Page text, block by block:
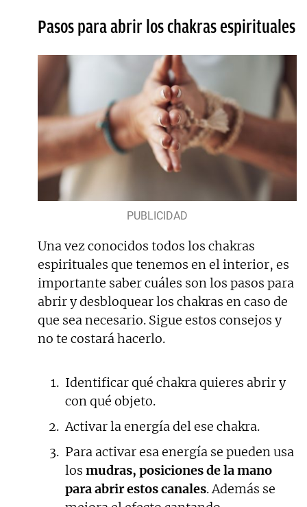
Pasos para abrir los chakras espirituales
Una vez conocidos todos los chakras
espirituales que tenemos en el interior, es
importante saber cuáles son los pasos para
abrir y desbloquear los chakras en caso de
que sea necesario. Sigue estos consejos y
no te costará hacerlo.
Identificar qué chakra quieres abrir y
con qué objeto.
Activar la energía del ese chakra.
Para activar esa energía se pueden usa
los mudras, posiciones de la mano
para abrir estos canales. Además se